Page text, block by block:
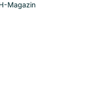
Magazin